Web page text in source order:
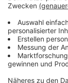
auch eher
Vergisst",
Mark Forster
er danach auf
Idee, dass der
passen würde.
musste der